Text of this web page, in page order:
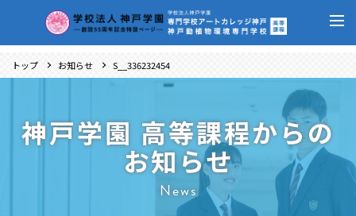
トップ お知らせ S__336232454
神戸学園 高等課程からの
お知らせ
News